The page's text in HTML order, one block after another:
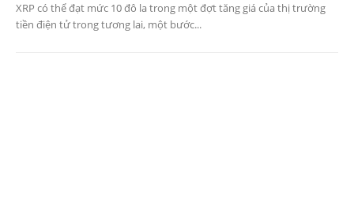
XRP có thể đạt mức 10 đô la trong một đợt tăng giá của thị trường
tiền điện tử trong tương lai, một bước...